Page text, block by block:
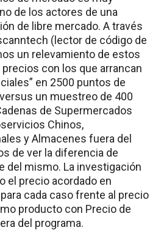
de los actores de una
de libre mercado. A través
(lector de código de
un relevamiento de estos
con los que arrancan
en 2500 puntos de
un muestreo de 400
de Supermercados
Chinos,
y Almacenes fuera del
de ver la diferencia de
del mismo. La investigación
el precio acordado en
cada caso frente al precio
producto con Precio de
del programa.